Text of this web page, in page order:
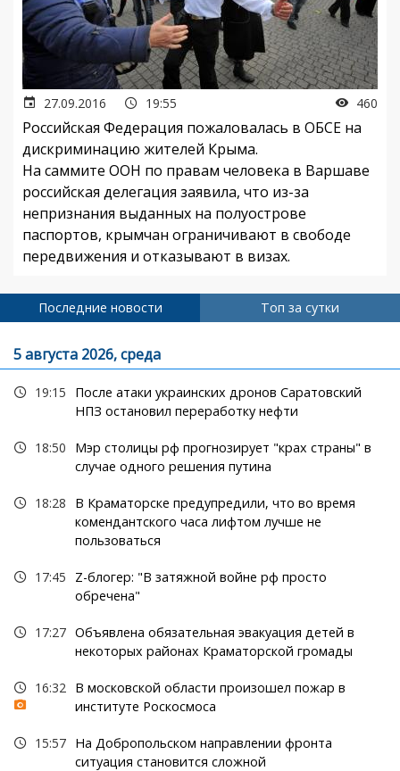
27.09.2016 19:55 460
Российская Федерация пожаловалась в ОБСЕ на
дискриминацию жителей Крыма.
На саммите ООН по правам человека в Варшаве
российская делегация заявила, что из-за
непризнания выданных на полуострове
паспортов, крымчан ограничивают в свободе
передвижения и отказывают в визах.
Последние новости Топ за сутки
5 августа 2026, среда
19:15
После атаки украинских дронов Саратовский
НПЗ остановил переработку нефти
18:50
Мэр столицы рф прогнозирует "крах страны" в
случае одного решения путина
18:28
В Краматорске предупредили, что во время
комендантского часа лифтом лучше не
пользоваться
17:45
Z-блогер: "В затяжной войне рф просто
обречена"
17:27 Объявлена обязательная эвакуация детей в
некоторых районах Краматорской громады
16:32
В московской области произошел пожар в
институте Роскосмоса
15:57 На Добропольском направлении фронта
ситуация становится сложной